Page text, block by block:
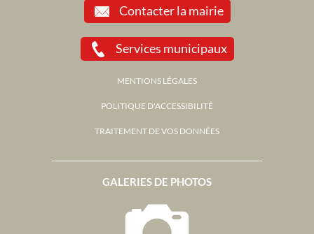
GALERIES DE PHOTOS
Contacter la mairie
Services municipaux
MENTIONS LÉGALES
POLITIQUE D'ACCESSIBILITÉ
TRAITEMENT DE VOS DONNÉES